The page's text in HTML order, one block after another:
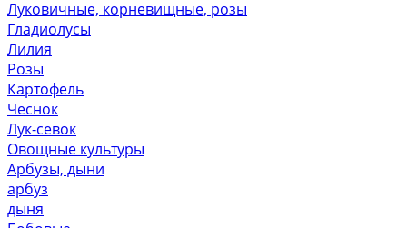
Луковичные, корневищные, розы
Гладиолусы
Лилия
Розы
Картофель
Чеснок
Лук-севок
Овощные культуры
Арбузы, дыни
арбуз
дыня